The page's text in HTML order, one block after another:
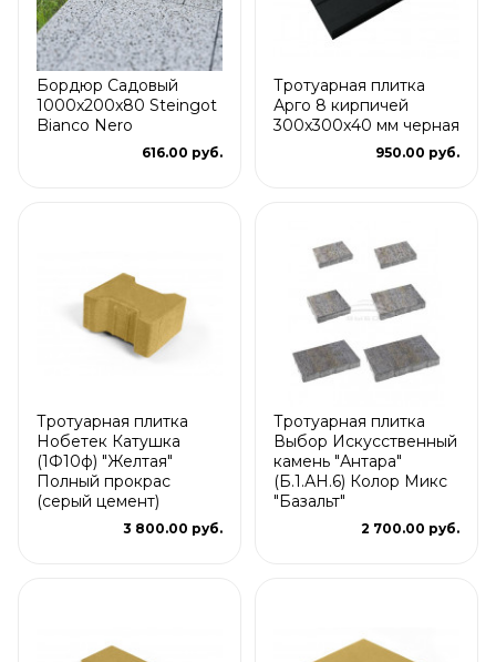
Бордюр Садовый
1000x200x80 Steingot
Bianco Nero
616.00 руб.
Тротуарная плитка
Арго 8 кирпичей
300x300x40 мм черная
950.00 руб.
Тротуарная плитка
Нобетек Катушка
(1Ф10ф) "Желтая"
Полный прокрас
(серый цемент)
3 800.00 руб.
Тротуарная плитка
Выбор Искусственный
камень "Антара"
(Б.1.АН.6) Колор Микс
"Базальт"
2 700.00 руб.